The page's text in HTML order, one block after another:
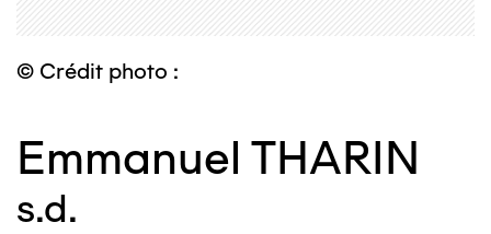
© Crédit photo :
Emmanuel THARIN
s.d.